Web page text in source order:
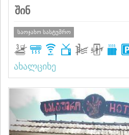
შინ
საოჯახო სასტუმრო
ახალციხე
Previous